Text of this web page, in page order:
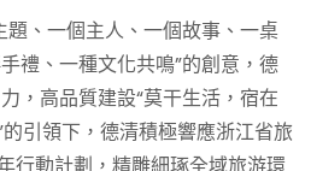
、一個主人、一個故事、一桌
禮、一種文化共鳴”的創意，德
，高品質建設“莫干生活，宿在
引領下，德清積極響應浙江省旅